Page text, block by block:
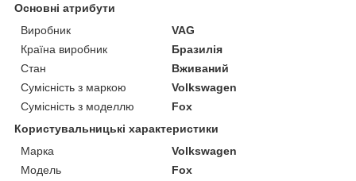
Основні атрибути
Виробник
VAG
Країна виробник
Бразилія
Стан
Вживаний
Сумісність з маркою
Volkswagen
Сумісність з моделлю
Fox
Користувальницькі характеристики
Марка
Volkswagen
Модель
Fox